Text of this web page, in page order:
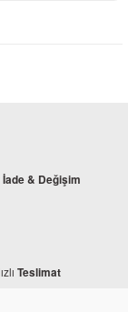
İade & Değişim
Teslimat